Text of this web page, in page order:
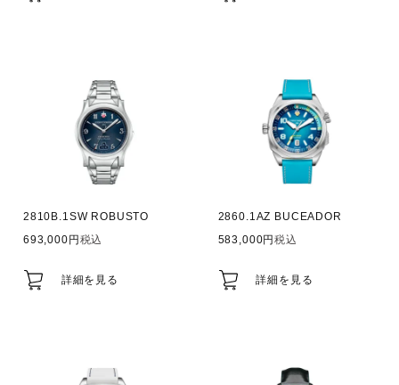
2810B.1SW ROBUSTO
693,000
税込
詳細を見る
2860.1AZ BUCEADOR
583,000
税込
詳細を見る